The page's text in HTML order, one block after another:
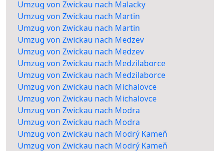
Umzug von Zwickau nach Malacky
Umzug von Zwickau nach Martin
Umzug von Zwickau nach Martin
Umzug von Zwickau nach Medzev
Umzug von Zwickau nach Medzev
Umzug von Zwickau nach Medzilaborce
Umzug von Zwickau nach Medzilaborce
Umzug von Zwickau nach Michalovce
Umzug von Zwickau nach Michalovce
Umzug von Zwickau nach Modra
Umzug von Zwickau nach Modra
Umzug von Zwickau nach Modrý Kameň
Umzug von Zwickau nach Modrý Kameň